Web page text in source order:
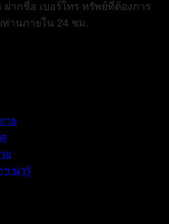
ากชื่อ เบอร์โทร ทรัพย์ที่ต้องการ
ท่านภายใน 24 ชม.
าย
ย
น่ารู้